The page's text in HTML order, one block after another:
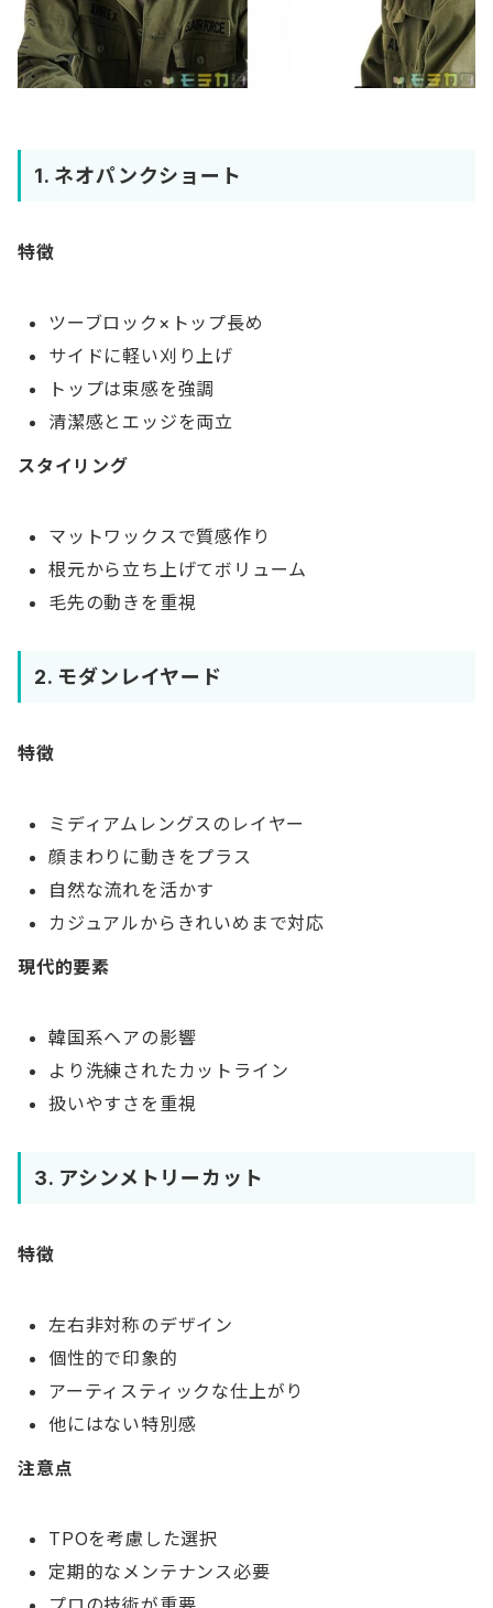
1. ネオパンクショート
特徴
ツーブロック×トップ長め
サイドに軽い刈り上げ
トップは束感を強調
清潔感とエッジを両立
スタイリング
マットワックスで質感作り
根元から立ち上げてボリューム
毛先の動きを重視
2. モダンレイヤード
特徴
ミディアムレングスのレイヤー
顔まわりに動きをプラス
自然な流れを活かす
カジュアルからきれいめまで対応
現代的要素
韓国系ヘアの影響
より洗練されたカットライン
扱いやすさを重視
3. アシンメトリーカット
特徴
左右非対称のデザイン
個性的で印象的
アーティスティックな仕上がり
他にはない特別感
注意点
TPOを考慮した選択
定期的なメンテナンス必要